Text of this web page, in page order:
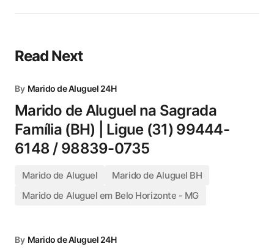
Read Next
By Marido de Aluguel 24H
Marido de Aluguel na Sagrada
Família (BH) | Ligue (31) 99444-
6148 / 98839-0735
Marido de Aluguel
Marido de Aluguel BH
Marido de Aluguel em Belo Horizonte - MG
By Marido de Aluguel 24H